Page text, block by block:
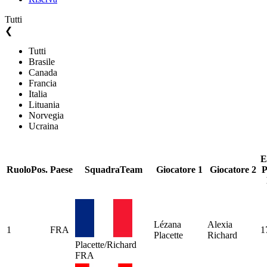
Tutti
❮
Tutti
Brasile
Canada
Francia
Italia
Lituania
Norvegia
Ucraina
RuoloPos. Paese SquadraTeam Giocatore 1 Giocatore 2
1
FRA
Placette/Richard
FRA
Lézana
Placette
Alexia
Richard